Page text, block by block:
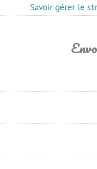
Savoir gérer le